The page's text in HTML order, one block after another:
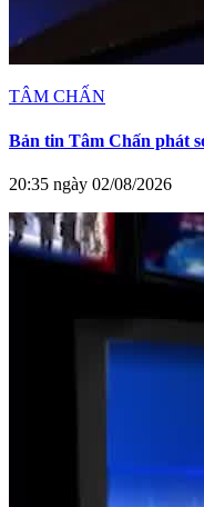
TÂM CHẤN
Bản tin Tâm Chấn phát
20:35 ngày 02/08/2026